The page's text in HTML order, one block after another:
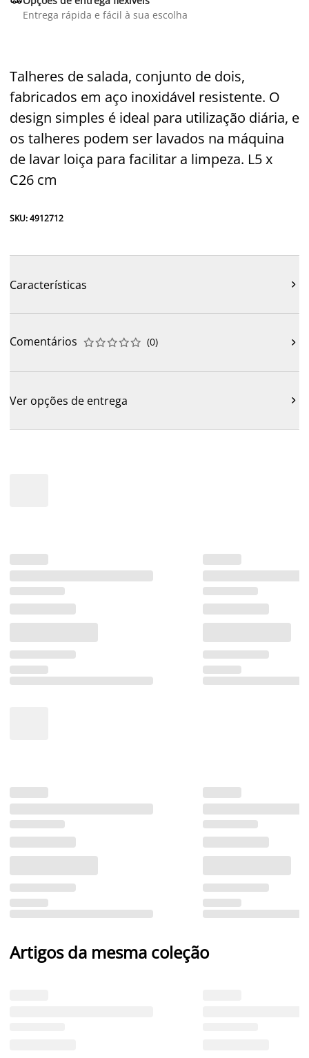
Entrega rápida e fácil à sua escolha
Talheres de salada, conjunto de dois,
fabricados em aço inoxidável resistente. O
design simples é ideal para utilização diária, e
os talheres podem ser lavados na máquina
de lavar loiça para facilitar a limpeza. L5 x
C26 cm
SKU: 4912712
Características 
Comentários 




 (0) 
Ver opções de entrega 
Artigos da mesma coleção